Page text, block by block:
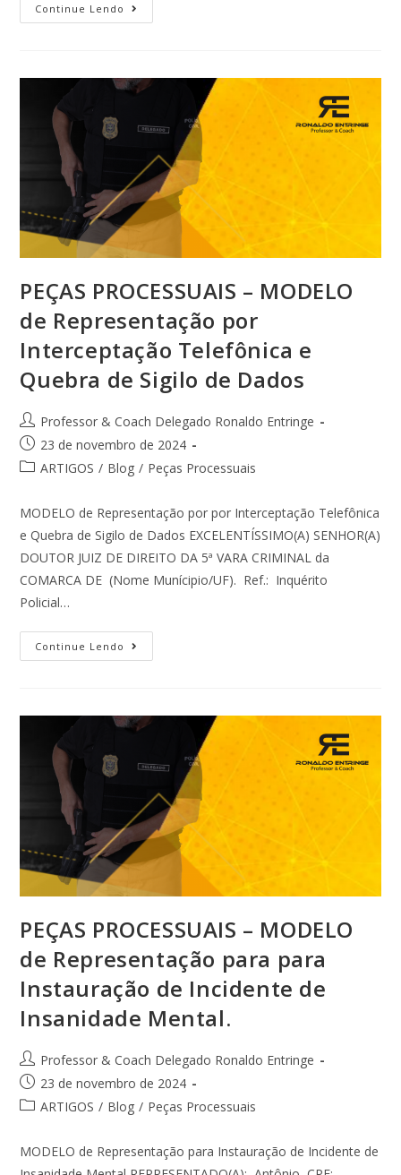
Continue Lendo
PEÇAS PROCESSUAIS – MODELO
de Representação por
Interceptação Telefônica e
Quebra de Sigilo de Dados
Professor & Coach Delegado Ronaldo Entringe
23 de novembro de 2024
ARTIGOS / Blog / Peças Processuais
MODELO de Representação por por Interceptação Telefônica
e Quebra de Sigilo de Dados EXCELENTÍSSIMO(A) SENHOR(A)
DOUTOR JUIZ DE DIREITO DA 5ª VARA CRIMINAL da
COMARCA DE (Nome Munícipio/UF). Ref.: Inquérito
Policial…
Continue Lendo
PEÇAS PROCESSUAIS – MODELO
de Representação para para
Instauração de Incidente de
Insanidade Mental.
Professor & Coach Delegado Ronaldo Entringe
23 de novembro de 2024
ARTIGOS / Blog / Peças Processuais
MODELO de Representação para Instauração de Incidente de